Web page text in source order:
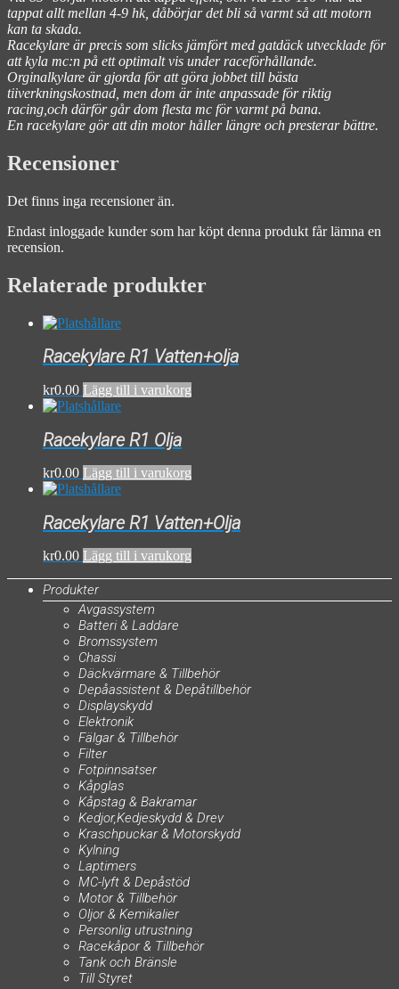
tappat allt mellan 4-9 hk, dåbörjar det bli så varmt så att motorn
kan ta skada.
Racekylare är precis som slicks jämfört med gatdäck utvecklade för
att kyla mc:n på ett optimalt vis under raceförhållande.
Orginalkylare är gjorda för att göra jobbet till bästa
tiiverkningskostnad, men dom är inte anpassade för riktig
racing,och därför går dom flesta mc för varmt på bana.
En racekylare gör att din motor håller längre och presterar bättre.
Recensioner
Det finns inga recensioner än.
Endast inloggade kunder som har köpt denna produkt får lämna en
recension.
Relaterade produkter
Racekylare R1 Vatten+olja
kr0.00 Lägg till i varukorg
Racekylare R1 Olja
kr0.00 Lägg till i varukorg
Racekylare R1 Vatten+Olja
kr0.00 Lägg till i varukorg
Produkter
Avgassystem
Batteri & Laddare
Bromssystem
Chassi
Däckvärmare & Tillbehör
Depåassistent & Depåtillbehör
Displayskydd
Elektronik
Fälgar & Tillbehör
Filter
Fotpinnsatser
Kåpglas
Kåpstag & Bakramar
Kedjor,Kedjeskydd & Drev
Kraschpuckar & Motorskydd
Kylning
Laptimers
MC-lyft & Depåstöd
Motor & Tillbehör
Oljor & Kemikalier
Personlig utrustning
Racekåpor & Tillbehör
Tank och Bränsle
Till Styret